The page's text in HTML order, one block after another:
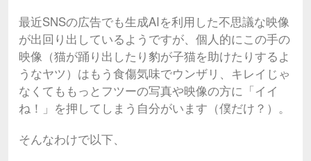
最近SNSの広告でも生成AIを利用した不思議な映像
が出回り出しているようですが、個人的にこの手の
映像（猫が踊り出したり豹が子猫を助けたりするよ
うなヤツ）はもう食傷気味でウンザリ、キレイじゃ
なくてももっとフツーの写真や映像の方に「イイ
ね！」を押してしまう自分がいます（僕だけ？）。
そんなわけで以下、